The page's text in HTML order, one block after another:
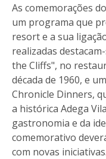
As comemorações
um programa que
resort e a sua
realizadas
the Cliffs", no
década de 1960, e
Chronicle Dinners,
a histórica Adega
gastronomia e da
comemorativo
com novas iniciativas.